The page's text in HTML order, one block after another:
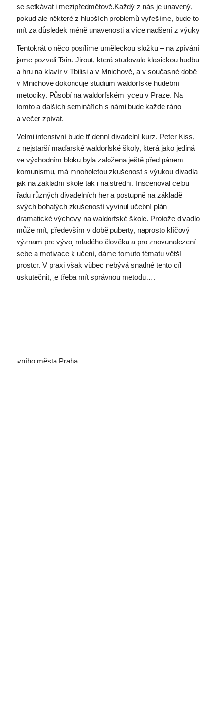
se setkávat i mezipředmětově.Každý z nás je unavený,
pokud ale některé z hlubších problémů vyřešíme, bude to
mít za důsledek méně unavenosti a více nadšení z výuky.
Tentokrát o něco posílíme uměleckou složku – na zpívání
jsme pozvali Tsiru Jirout, která studovala klasickou hudbu
a hru na klavír v Tbilisi a v Mnichově, a v současné době
v Mnichově dokončuje studium waldorfské hudební
metodiky. Působí na waldorfském lyceu v Praze. Na
tomto a dalších seminářích s námi bude každé ráno
a večer zpívat.
Velmi intensivní bude třídenní divadelní kurz. Peter Kiss,
z nejstarší maďarské waldorfské školy, která jako jediná
ve východním bloku byla založena ještě před pánem
komunismu, má mnoholetou zkušenost s výukou divadla
jak na základní škole tak i na střední. Inscenoval celou
řadu různých divadelních her a postupně na základě
svých bohatých zkušeností vyvinul učební plán
dramatické výchovy na waldorfské škole. Protože divadlo
může mít, především v době puberty, naprosto klíčový
význam pro vývoj mladého člověka a pro znovunalezení
sebe a motivace k učení, dáme tomuto tématu větší
prostor. V praxi však vůbec nebývá snadné tento cíl
uskutečnit, je třeba mít správnou metodu….